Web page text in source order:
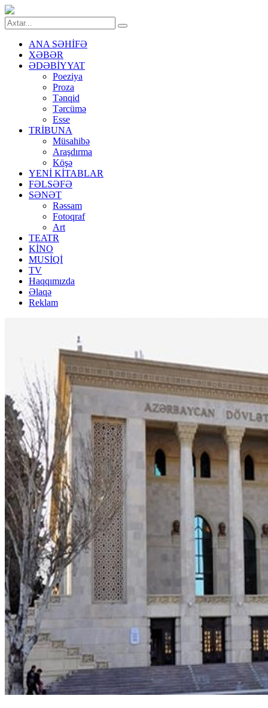
ANA SƏHİFƏ
XƏBƏR
ƏDƏBİYYAT
Poeziya
Proza
Tənqid
Tərcümə
Esse
TRİBUNA
Müsahibə
Araşdırma
Köşə
YENİ KİTABLAR
FƏLSƏFƏ
SƏNƏT
Rəssam
Fotoqraf
Art
TEATR
KİNO
MUSİQİ
TV
Haqqımızda
Əlaqə
Reklam